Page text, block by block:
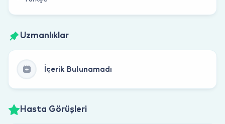
Uzmanlıklar
İçerik Bulunamadı
Hasta Görüşleri